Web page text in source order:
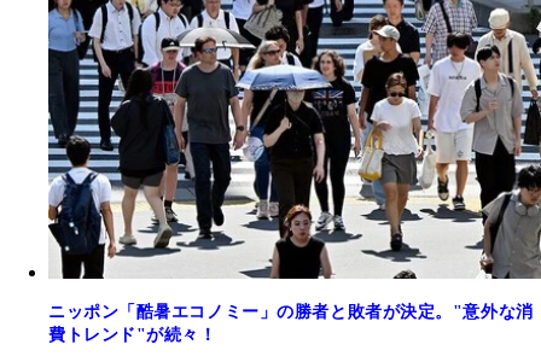
ニッポン「酷暑エコノミー」の勝者と敗者が決定。"意外な消
費トレンド"が続々！